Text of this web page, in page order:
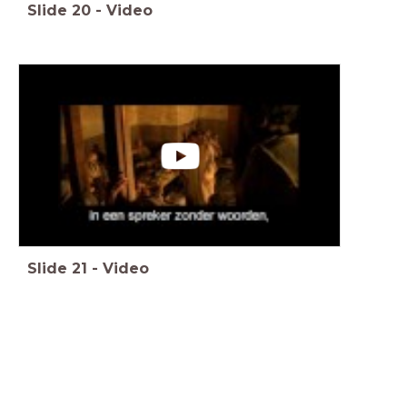
Slide 20 - Video
Slide 21 - Video